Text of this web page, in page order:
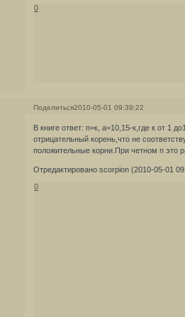
0
Поделиться2010-05-01 09:39:22
В книге ответ: п=к, а=10,15-к,где к от 1
отрицательный корень,что не
положительные корни.При четном п это
Отредактировано scorpion (2010-05-01
0